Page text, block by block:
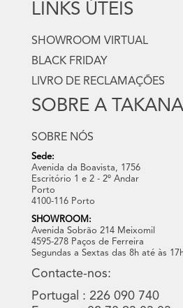
LINKS ÚTEIS
SHOWROOM VIRTUAL
BLACK FRIDAY
LIVRO DE RECLAMAÇÕES
SOBRE A
SOBRE NÓS
Sede:
Avenida da Boavista, 1756
Escritório 1 e 2 - 2º Andar
Porto
4100-116 Porto
SHOWROOM:
Avenida Sobrão 214 Meixomil
4595-278 Paços de Ferreira
Segundas a Sextas das 8h até às
Contacte-nos:
Portugal : 226 090 740